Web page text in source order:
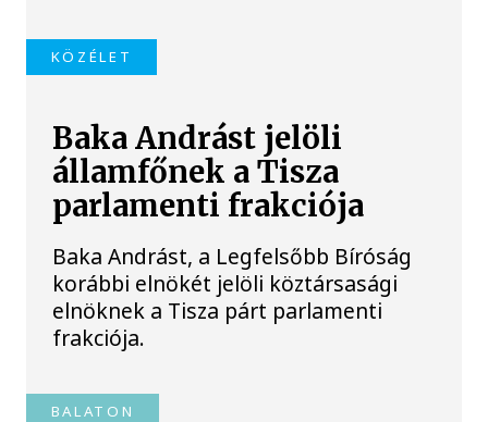
KÖZÉLET
Baka Andrást jelöli
államfőnek a Tisza
parlamenti frakciója
Baka Andrást, a Legfelsőbb Bíróság
korábbi elnökét jelöli köztársasági
elnöknek a Tisza párt parlamenti
frakciója.
BALATON